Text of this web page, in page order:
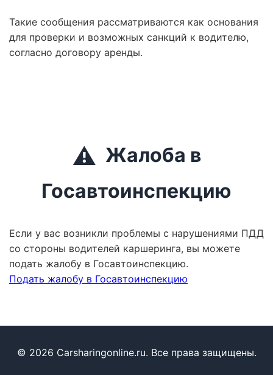
Такие сообщения рассматриваются как основания
для проверки и возможных санкций к водителю,
согласно договору аренды.
⚠️ Жалоба в
Госавтоинспекцию
Если у вас возникли проблемы с нарушениями ПДД
со стороны водителей каршеринга, вы можете
подать жалобу в Госавтоинспекцию.
Подать жалобу в Госавтоинспекцию
© 2026 Carsharingonline.ru. Все права защищены.